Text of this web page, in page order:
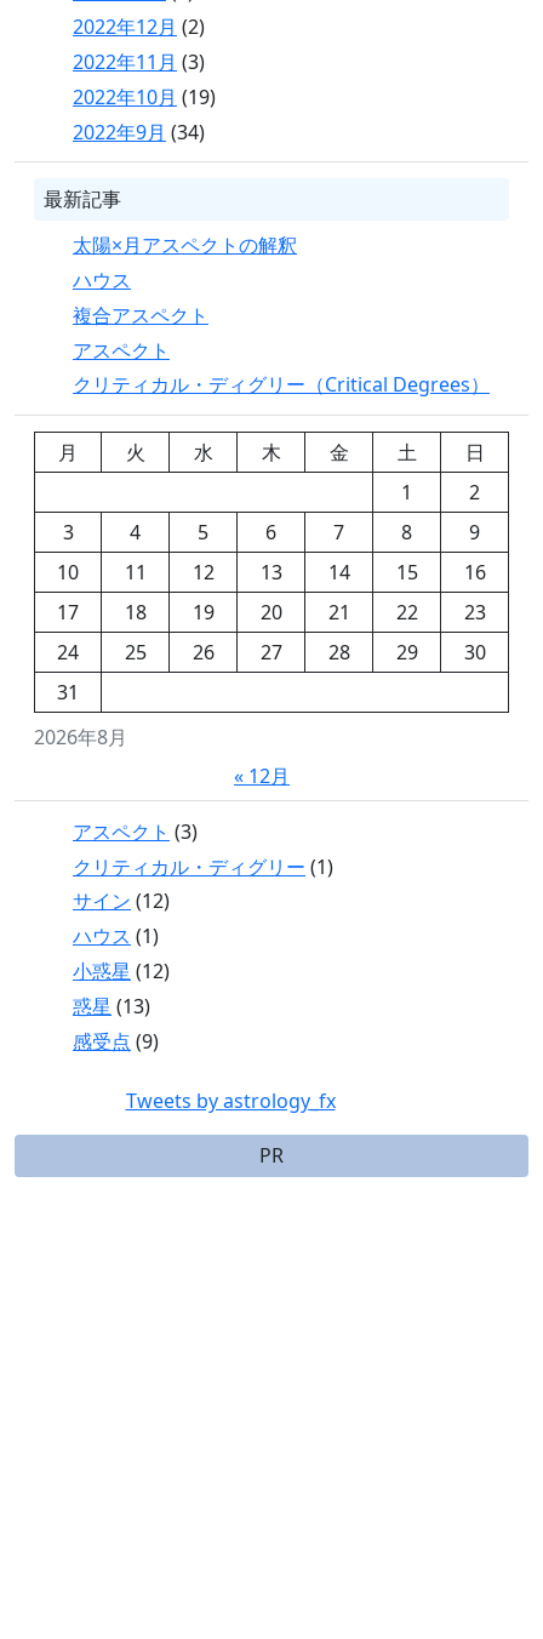
2022年12月 (2)
2022年11月 (3)
2022年10月 (19)
2022年9月 (34)
最新記事
太陽×月アスペクトの解釈
ハウス
複合アスペクト
アスペクト
クリティカル・ディグリー（Critical Degrees）
2026年8月
月 火 水 木 金 土
日
1
2
3
4 5 6 7 8
9
10
11 12 13 14 15
16
17
18 19 20 21 22
23
24
25 26 27 28 29
30
31
« 12月
アスペクト (3)
クリティカル・ディグリー (1)
サイン (12)
ハウス (1)
小惑星 (12)
惑星 (13)
感受点 (9)
Tweets by astrology_fx
PR